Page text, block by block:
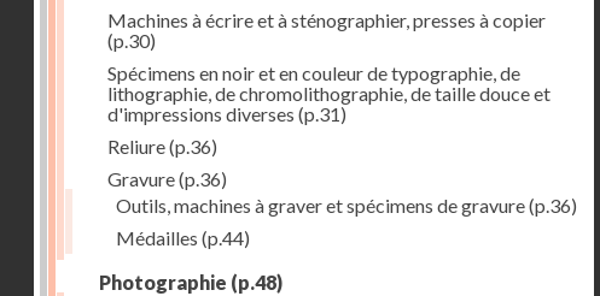
Machines à écrire et à sténographier, presses à copier
(p.30)
Spécimens en noir et en couleur de typographie, de
lithographie, de chromolithographie, de taille douce et
d'impressions diverses (p.31)
Reliure(p.36)
Gravure(p.36)
Outils, machines à graver et spécimens de gravure(p.36)
Médailles (p.44)
Photographie (p.48)